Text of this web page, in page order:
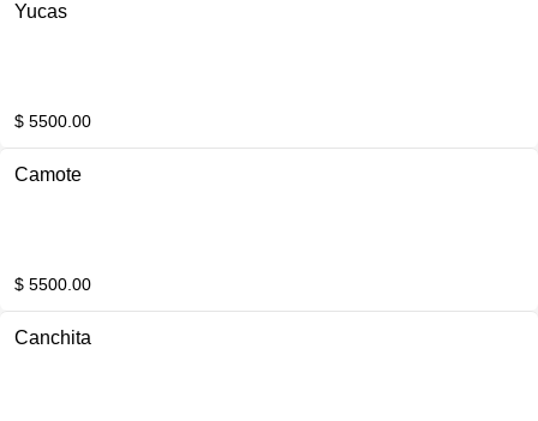
Yucas
$ 5500.00
Camote
$ 5500.00
Canchita